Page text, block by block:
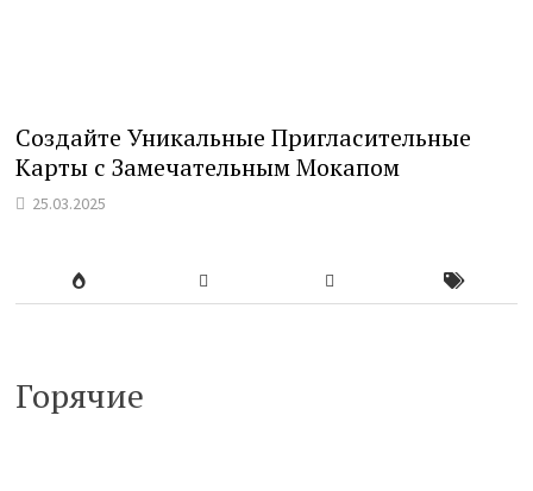
Создайте Уникальные Пригласительные
Карты с Замечательным Мокапом
25.03.2025
Горячие